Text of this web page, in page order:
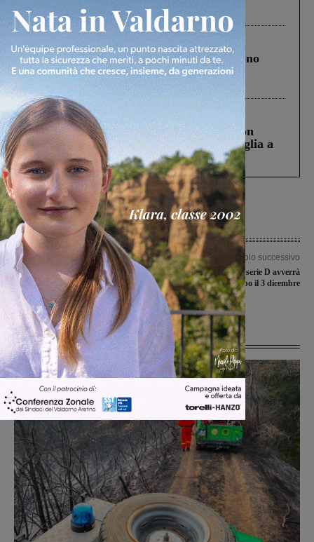
ringraziamento al Governo”
Cronaca 4 Agosto 2026
Un anno fa la strage in A1 in cui morirono
Gianni, Giulia e Franco. Lo schianto, il
processo, lo stop ai sorpassi fra tir....
Cronaca 3 Agosto 2026
Scomparso da una struttura di Castiglion
Fiorentino l’uomo che aveva ucciso la figlia a
Levane nel 2020
Articolo precedente
Covid-19, da sabato via alla
distribuzione di mascherine a over 70
e soggetti fragili
Articolo successivo
La ripartenza della serie D avverrà
semmai solo dopo il 3 dicembre
Ultime Notizie